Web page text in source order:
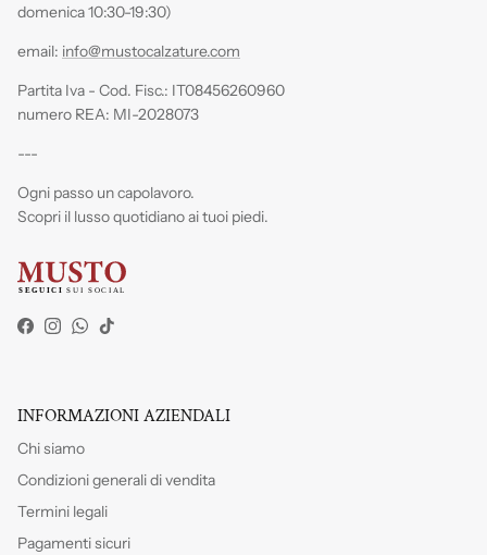
domenica 10:30-19:30)
email: info@mustocalzature.com
Partita Iva - Cod. Fisc.: IT08456260960
numero REA: MI-2028073
---
Ogni passo un capolavoro.
Scopri il lusso quotidiano ai tuoi piedi.
Facebook
Instagram
WhatsApp
TikTok
INFORMAZIONI AZIENDALI
Chi siamo
Condizioni generali di vendita
Termini legali
Pagamenti sicuri